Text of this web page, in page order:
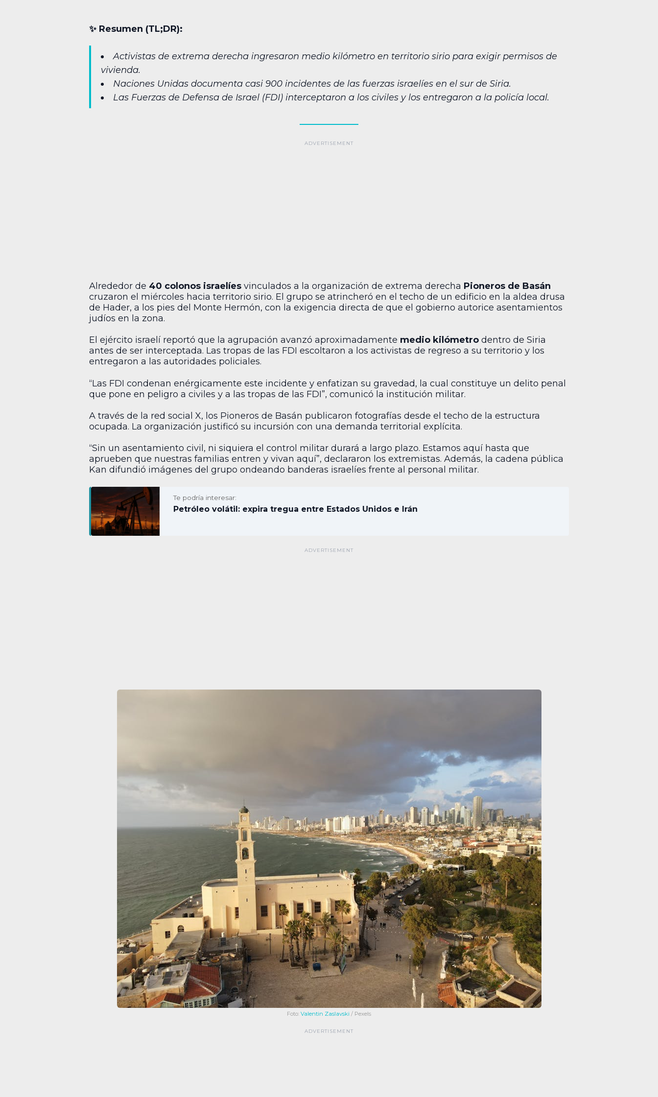
✨︎ Resumen (TL;DR):
Activistas de extrema derecha ingresaron medio kilómetro en territorio sirio para exigir permisos de
vivienda.
Naciones Unidas documenta casi 900 incidentes de las fuerzas israelíes en el sur de Siria.
Las Fuerzas de Defensa de Israel (FDI) interceptaron a los civiles y los entregaron a la policía local.
Alrededor de 40 colonos israelíes vinculados a la organización de extrema derecha Pioneros de Basán
cruzaron el miércoles hacia territorio sirio. El grupo se atrincheró en el techo de un edificio en la aldea drusa
de Hader, a los pies del Monte Hermón, con la exigencia directa de que el gobierno autorice asentamientos
judíos en la zona.
El ejército israelí reportó que la agrupación avanzó aproximadamente medio kilómetro dentro de Siria
antes de ser interceptada. Las tropas de las FDI escoltaron a los activistas de regreso a su territorio y los
entregaron a las autoridades policiales.
“Las FDI condenan enérgicamente este incidente y enfatizan su gravedad, la cual constituye un delito penal
que pone en peligro a civiles y a las tropas de las FDI”, comunicó la institución militar.
A través de la red social X, los Pioneros de Basán publicaron fotografías desde el techo de la estructura
ocupada. La organización justificó su incursión con una demanda territorial explícita.
“Sin un asentamiento civil, ni siquiera el control militar durará a largo plazo. Estamos aquí hasta que
aprueben que nuestras familias entren y vivan aquí”, declararon los extremistas. Además, la cadena pública
Kan difundió imágenes del grupo ondeando banderas israelíes frente al personal militar.
Te podría interesar:
Petróleo volátil: expira tregua entre Estados Unidos e Irán
Foto: Valentin Zaslavski / Pexels